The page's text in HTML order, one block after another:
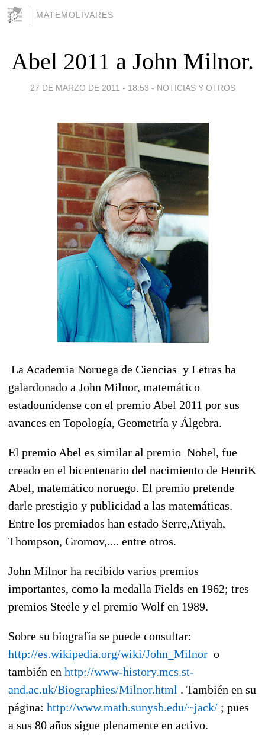
MATEMOLIVARES
Abel 2011 a John Milnor.
27 DE MARZO DE 2011 - 18:53 - NOTICIAS Y OTROS
La Academia Noruega de Ciencias y Letras ha
galardonado a John Milnor, matemático
estadounidense con el premio Abel 2011 por sus
avances en Topología, Geometría y Álgebra.
El premio Abel es similar al premio Nobel, fue
creado en el bicentenario del nacimiento de HenriK
Abel, matemático noruego. El premio pretende
darle prestigio y publicidad a las matemáticas.
Entre los premiados han estado Serre,Atiyah,
Thompson, Gromov,.... entre otros.
John Milnor ha recibido varios premios
importantes, como la medalla Fields en 1962; tres
premios Steele y el premio Wolf en 1989.
Sobre su biografía se puede consultar:
http://es.wikipedia.org/wiki/John_Milnor o
también en http://www-history.mcs.st-
and.ac.uk/Biographies/Milnor.html . También en su
página: http://www.math.sunysb.edu/~jack/ ; pues
a sus 80 años sigue plenamente en activo.